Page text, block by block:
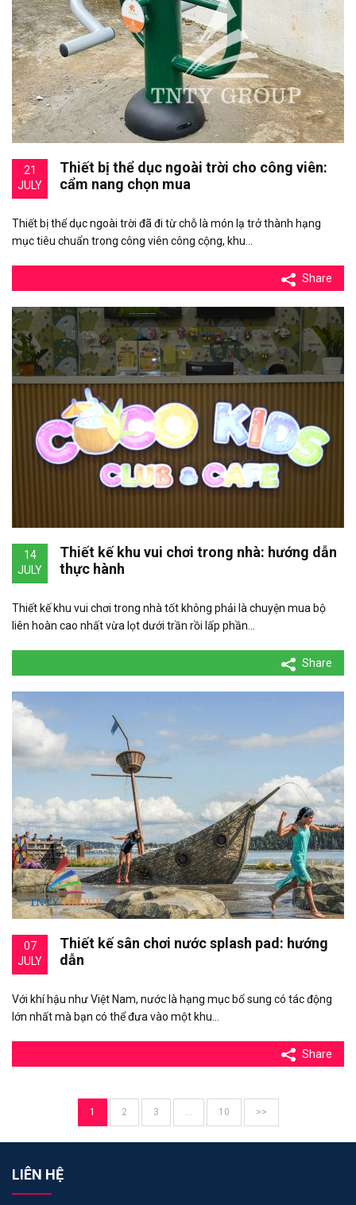
21
JULY
Thiết bị thể dục ngoài trời cho công viên:
cẩm nang chọn mua
Thiết bị thể dục ngoài trời đã đi từ chỗ là món lạ trở thành hạng
mục tiêu chuẩn trong công viên công cộng, khu…
Share
14
JULY
Thiết kế khu vui chơi trong nhà: hướng dẫn
thực hành
Thiết kế khu vui chơi trong nhà tốt không phải là chuyện mua bộ
liên hoàn cao nhất vừa lọt dưới trần rồi lấp phần…
Share
07
JULY
Thiết kế sân chơi nước splash pad: hướng
dẫn
Với khí hậu như Việt Nam, nước là hạng mục bổ sung có tác động
lớn nhất mà bạn có thể đưa vào một khu…
Share
1 2 3 10 >>
LIÊN HỆ